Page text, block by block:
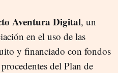
Aventura Digital, un
en el uso de las
y financiado con fondos
del Plan de